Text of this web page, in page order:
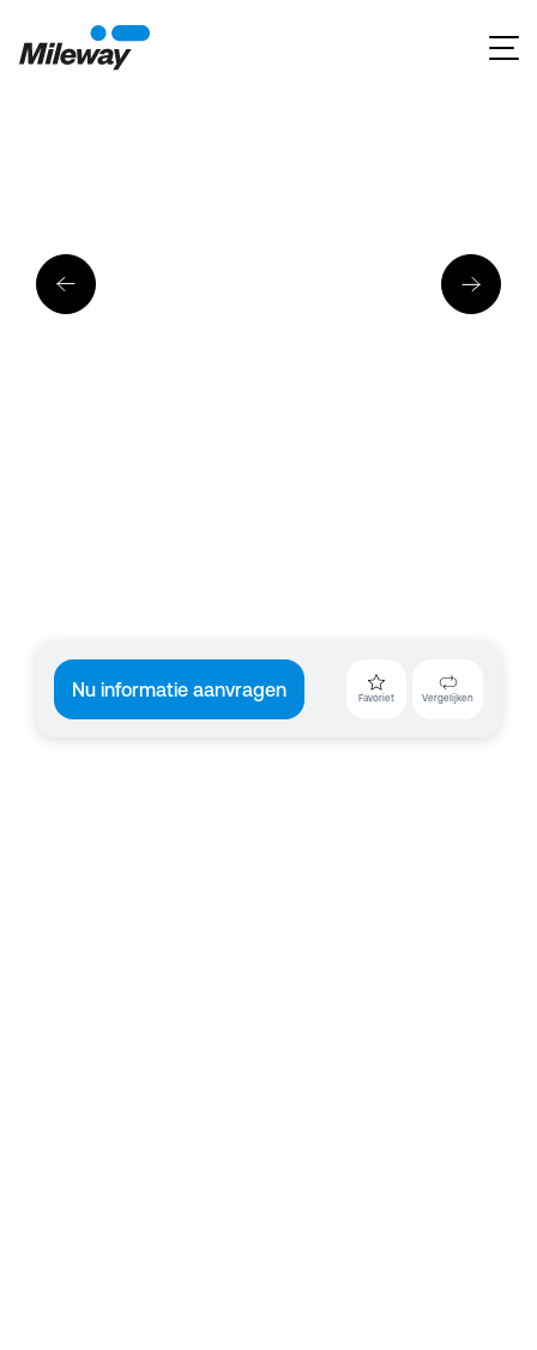
Nu informatie aanvragen Favoriet Vergelijken